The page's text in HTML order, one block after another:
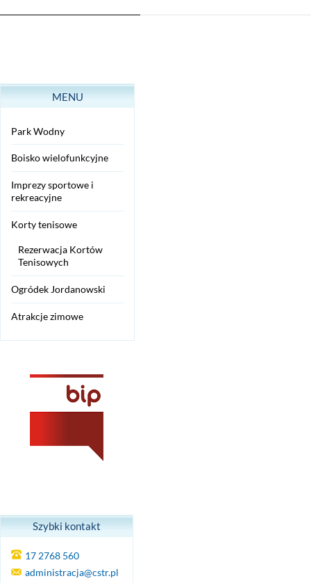
MENU
Park Wodny
Boisko wielofunkcyjne
Imprezy sportowe i
rekreacyjne
Korty tenisowe
Rezerwacja Kortów
Tenisowych
Ogródek Jordanowski
Atrakcje zimowe
Szybki kontakt
17 2768 560
administracja@cstr.pl